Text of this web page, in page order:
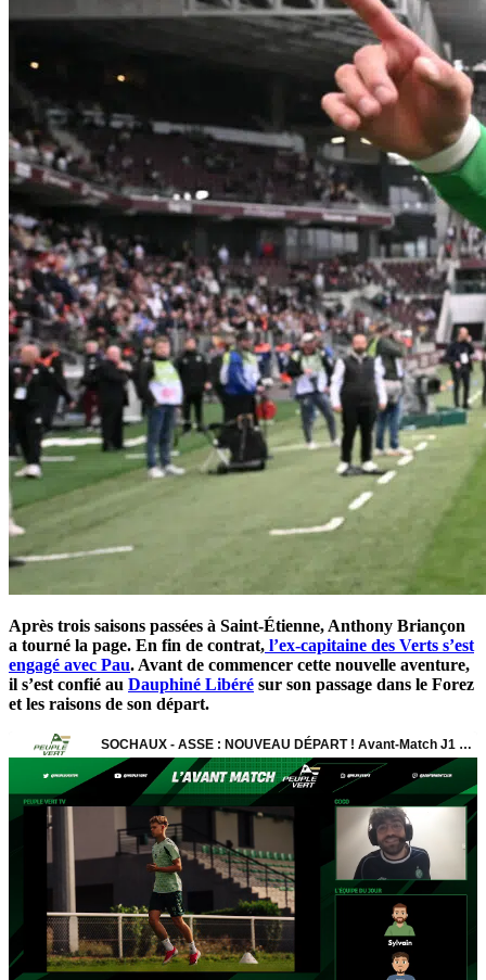
Après trois saisons passées à Saint-Étienne, Anthony Briançon
a tourné la page. En fin de contrat, l’ex-capitaine des Verts s’est
engagé avec Pau. Avant de commencer cette nouvelle aventure,
il s’est confié au Dauphiné Libéré sur son passage dans le Forez
et les raisons de son départ.